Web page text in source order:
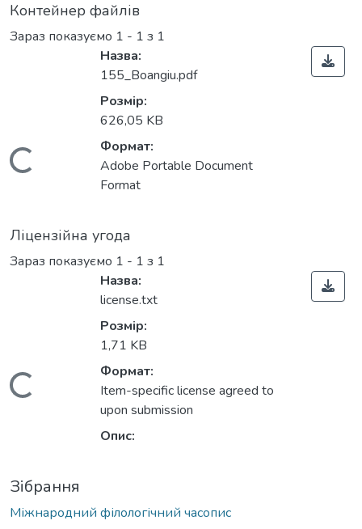
Контейнер файлів
Зараз показуємо 1 - 1 з 1
Вантажиться...
Назва:
155_Boangiu.pdf
Розмір:
626,05 KB
Формат:
Adobe Portable Document
Format
Ліцензійна угода
Зараз показуємо 1 - 1 з 1
Вантажиться...
Назва:
license.txt
Розмір:
1,71 KB
Формат:
Item-specific license agreed to
upon submission
Опис:
Зібрання
Міжнародний філологічний часопис